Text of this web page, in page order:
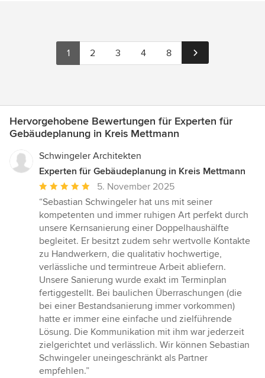
1 2 3 4 8
Hervorgehobene Bewertungen für Experten für
Gebäudeplanung in Kreis Mettmann
Schwingeler Architekten
Experten für Gebäudeplanung in Kreis Mettmann
Durchschnittliche
Bewertung:
5
von
5
Sternen
5. November 2025
“Sebastian Schwingeler hat uns mit seiner
kompetenten und immer ruhigen Art perfekt durch
unsere Kernsanierung einer Doppelhaushälfte
begleitet. Er besitzt zudem sehr wertvolle Kontakte
zu Handwerkern, die qualitativ hochwertige,
verlässliche und termintreue Arbeit abliefern.
Unsere Sanierung wurde exakt im Terminplan
fertiggestellt. Bei baulichen Überraschungen (die
bei einer Bestandsanierung immer vorkommen)
hatte er immer eine einfache und zielführende
Lösung. Die Kommunikation mit ihm war jederzeit
zielgerichtet und verlässlich. Wir können Sebastian
Schwingeler uneingeschränkt als Partner
empfehlen.”